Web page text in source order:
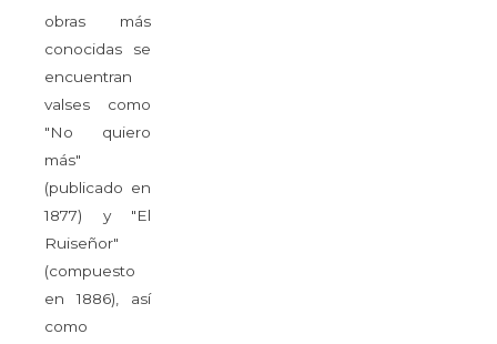
obras más
conocidas se
encuentran
valses como
"No quiero
más"
(publicado en
1877) y "El
Ruiseñor"
(compuesto
en 1886), así
como